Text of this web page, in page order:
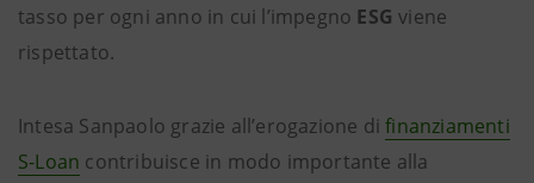
tasso per ogni anno in cui l’impegno ESG viene
rispettato.
Intesa Sanpaolo grazie all’erogazione difinanziamenti
S-Loan contribuisce in modo importante alla